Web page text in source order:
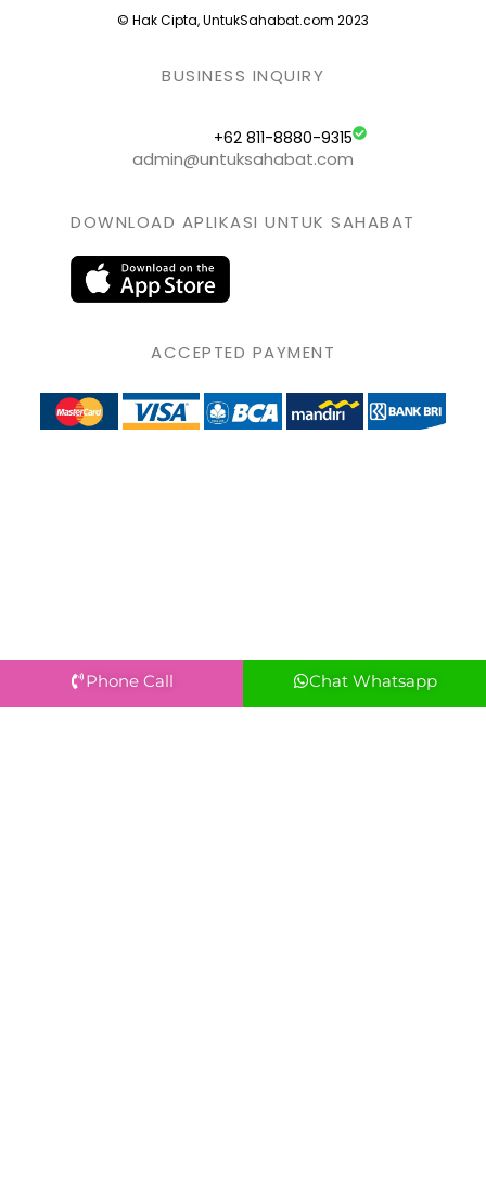
© Hak Cipta, UntukSahabat.com 2023
BUSINESS INQUIRY
+62 811-8880-9315
admin@untuksahabat.com
DOWNLOAD APLIKASI UNTUK SAHABAT
ACCEPTED PAYMENT
Phone Call Chat Whatsapp